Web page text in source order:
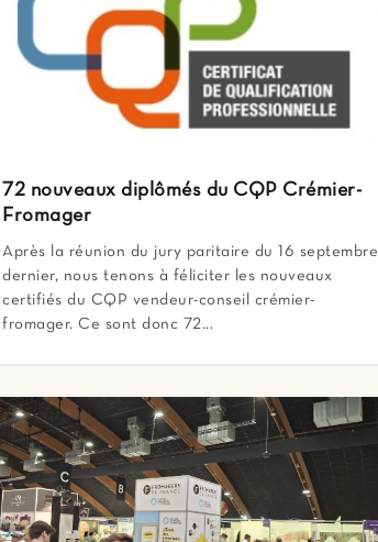
72 nouveaux diplômés du CQP Crémier-
Fromager
Après la réunion du jury paritaire du 16 septembre
dernier, nous tenons à féliciter les nouveaux
certifiés du CQP vendeur-conseil crémier-
fromager. Ce sont donc 72...